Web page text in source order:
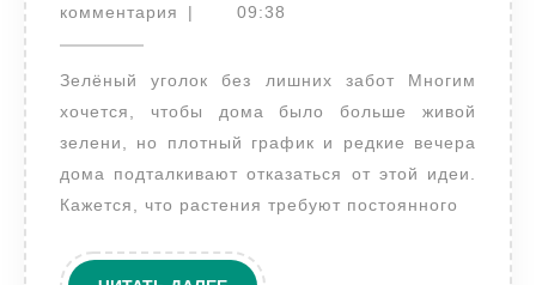
растения
занятых
людей:
зеленый
уют
лишних
июня
комментария
| 09:38
Зелёный уголок без лишних забот Многим
хочется, чтобы дома было больше живой
зелени, но плотный график и редкие вечера
дома подталкивают отказаться от этой идеи.
Кажется, что растения требуют постоянного